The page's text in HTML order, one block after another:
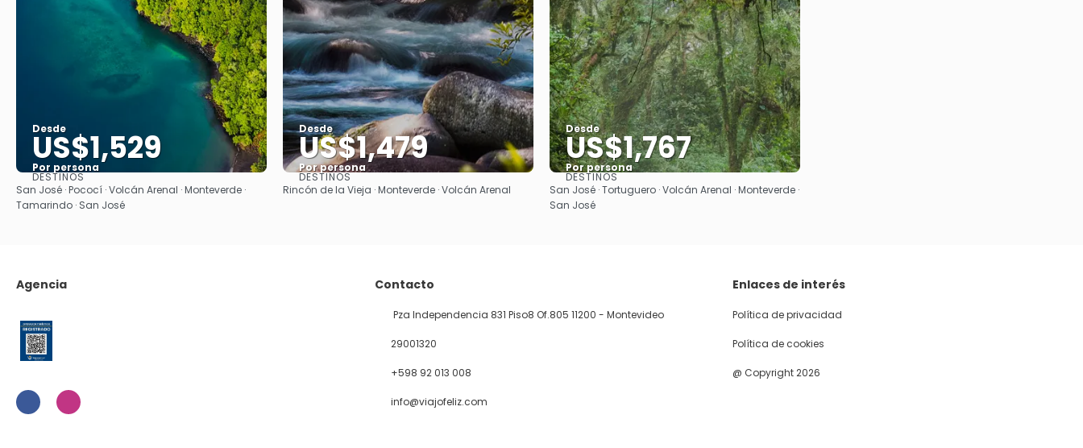
Desde
US$1,529
Por persona
Ver
DESTINOS
San José · Pococí · Volcán Arenal · Monteverde ·
Tamarindo · San José
Desde
US$1,479
Por persona
Ver
DESTINOS
Rincón de la Vieja · Monteverde · Volcán Arenal
Desde
US$1,767
Por persona
Ver
DESTINOS
San José · Tortuguero · Volcán Arenal · Monteverde ·
San José
Agencia Contacto
Pza Independencia 831 Piso8 Of.805 11200 - Montevideo
29001320
+598 92 013 008
info@viajofeliz.com
Enlaces de interés
Política de privacidad
Política de cookies
@ Copyright 2026